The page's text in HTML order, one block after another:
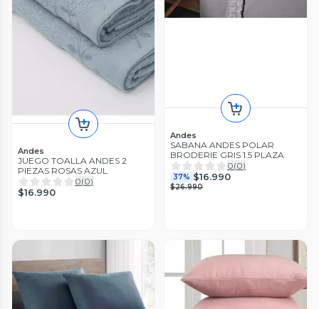
Andes
JUEGO TOALLA ANDES 2
PIEZAS ROSAS AZUL
0(0)
$16.990
Andes
SABANA ANDES POLAR
BRODERIE GRIS 1.5 PLAZA
0(0)
37% $16.990
$26.990